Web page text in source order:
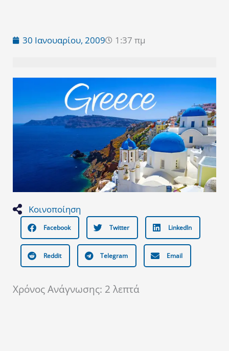
30 Ιανουαρίου, 2009 1:37 πμ
Κοινοποίηση
Facebook Twitter LinkedIn
Reddit Telegram Email
Χρόνος Ανάγνωσης: 2 λεπτά